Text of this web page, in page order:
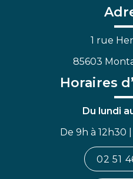
1 rue
85603
Horaires
Du lundi
De 9h à 12h30
02 51